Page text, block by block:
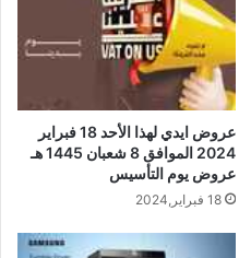
عروض ايدي لهذا الأحد 18 فبراير
2024 الموافق 8 شعبان 1445 هـ
عروض يوم التأسيس
18 فبراير,2024